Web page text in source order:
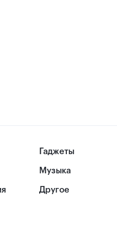
Гаджеты
Музыка
Другое